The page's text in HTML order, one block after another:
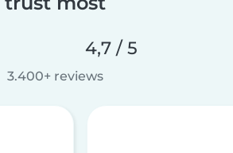
4,7 / 5
3.400+ reviews